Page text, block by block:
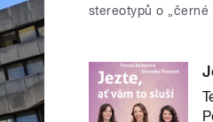
stereotypů o „černé